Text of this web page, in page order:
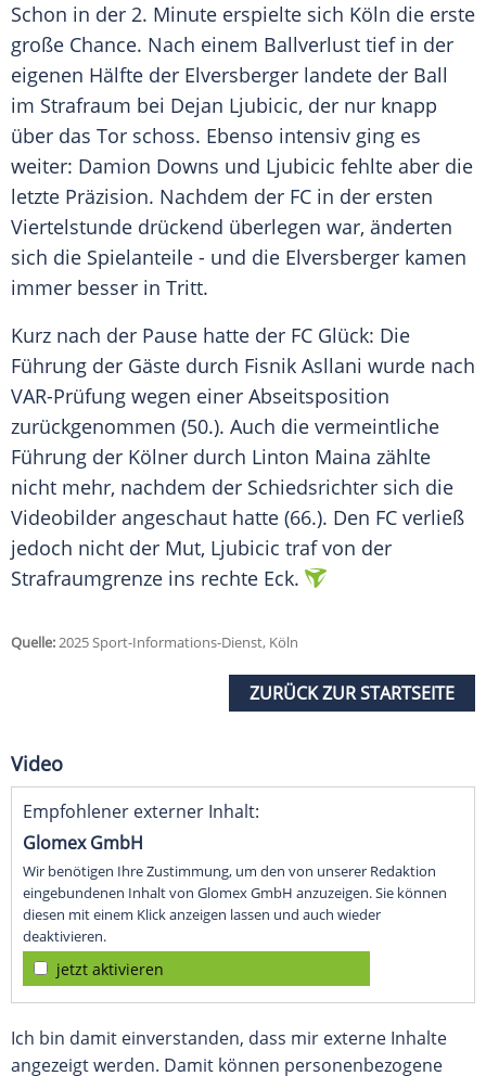
Schon in der 2. Minute erspielte sich Köln die erste
große Chance. Nach einem Ballverlust tief in der
eigenen Hälfte der Elversberger landete der Ball
im Strafraum bei Dejan Ljubicic, der nur knapp
über das Tor schoss. Ebenso intensiv ging es
weiter: Damion Downs und Ljubicic fehlte aber die
letzte Präzision. Nachdem der FC in der ersten
Viertelstunde drückend überlegen war, änderten
sich die Spielanteile - und die Elversberger kamen
immer besser in Tritt.
Kurz nach der Pause hatte der FC Glück: Die
Führung der Gäste durch Fisnik Asllani wurde nach
VAR-Prüfung wegen einer Abseitsposition
zurückgenommen (50.). Auch die vermeintliche
Führung der Kölner durch Linton Maina zählte
nicht mehr, nachdem der Schiedsrichter sich die
Videobilder angeschaut hatte (66.). Den FC verließ
jedoch nicht der Mut, Ljubicic traf von der
Strafraumgrenze ins rechte Eck.
Quelle:2025 Sport-Informations-Dienst, Köln
ZURÜCK ZUR STARTSEITE
Video
Empfohlener externer Inhalt:
Glomex GmbH
Wir benötigen Ihre Zustimmung, um den von unserer Redaktion
eingebundenen Inhalt von Glomex GmbH anzuzeigen. Sie können
diesen mit einem Klick anzeigen lassen und auch wieder
deaktivieren.
jetzt aktivieren
Ich bin damit einverstanden, dass mir externe Inhalte
angezeigt werden. Damit können personenbezogene